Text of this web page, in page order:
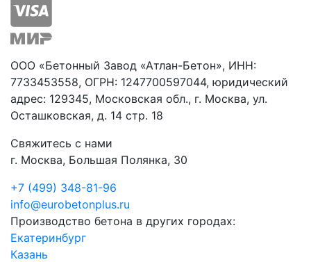
ООО «Бетонный Завод «Атлан-Бетон», ИНН:
7733453558, ОГРН: 1247700597044, юридический
адрес: 129345, Московская обл., г. Москва, ул.
Осташковская, д. 14 стр. 18
Свяжитесь с нами
г. Москва, Большая Полянка, 30
+7 (499) 348-81-96
info@eurobetonplus.ru
Производство бетона в других городах:
Екатеринбург
Казань